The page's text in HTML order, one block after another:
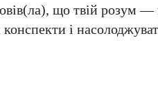
що твій розум —
і